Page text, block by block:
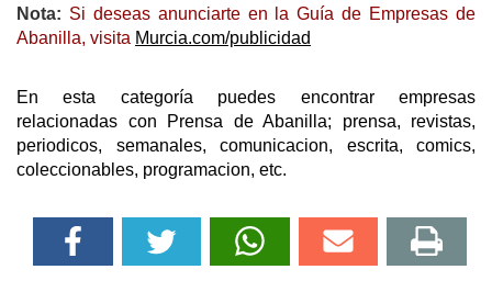
Nota: Si deseas anunciarte en la Guía de Empresas de
Abanilla, visita Murcia.com/publicidad
En esta categoría puedes encontrar empresas
relacionadas con Prensa de Abanilla; prensa, revistas,
periodicos, semanales, comunicacion, escrita, comics,
coleccionables, programacion, etc.